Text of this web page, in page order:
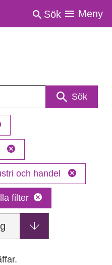
Sök Meny
Sök
och handel
filter